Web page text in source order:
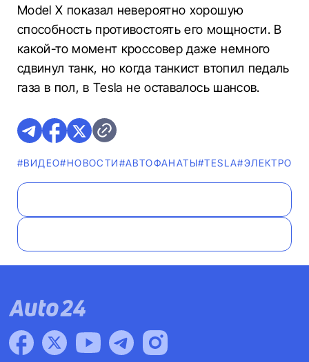
Model X показал невероятно хорошую
способность противостоять его мощности. В
какой-то момент кроссовер даже немного
сдвинул танк, но когда танкист втопил педаль
газа в пол, в Tesla не оставалось шансов.
#ВИДЕО#НОВОСТИ#AВТОФАНАТЫ#TESLA